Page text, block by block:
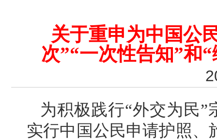
关于重申为中国公
次”“一次性告知”和
为积极践行“外交为民
实行中国公民申请护照、